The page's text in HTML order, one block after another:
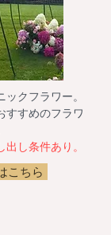
クフラワー。
すすめのフラワ
し条件あり。
こちら